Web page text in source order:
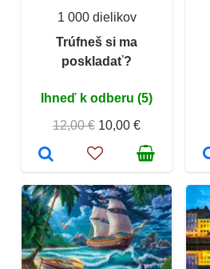
1 000 dielikov
Trúfneš si ma
poskladať?
Ihneď k odberu (5)
12,00 € 10,00 €